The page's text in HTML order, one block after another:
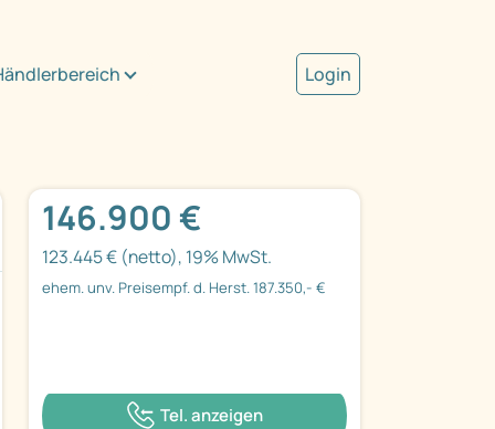
Login
146.900 €
123.445 € (netto), 19% MwSt.
ehem. unv. Preisempf. d. Herst. 187.350,- €
Tel. anzeigen